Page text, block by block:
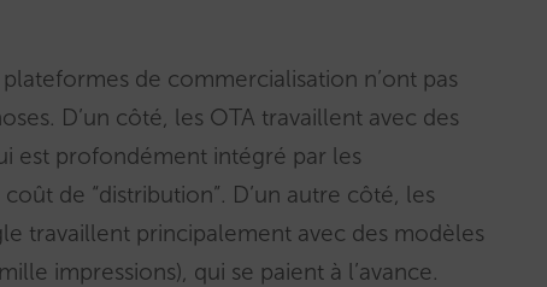
de commercialisation n’ont pas
D’un côté, les OTA travaillent avec des
est profondément intégré par les
de “distribution”. D’un autre côté, les
travaillent principalement avec des modèles
impressions), qui se paient à l’avance.